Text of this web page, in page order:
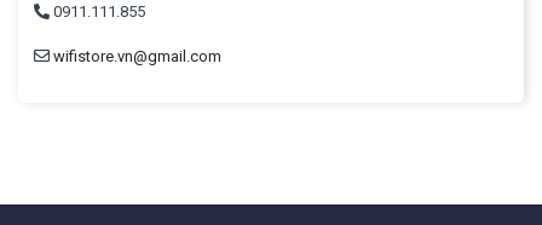
0911.111.855
wifistore.vn@gmail.com